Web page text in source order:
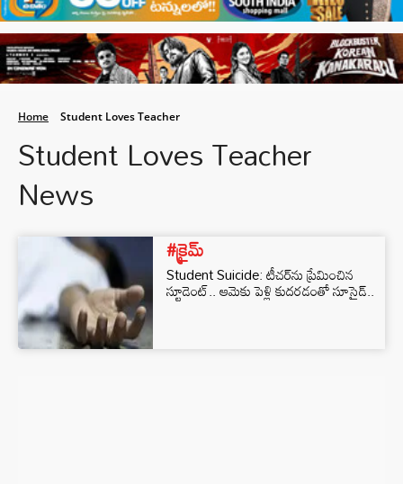
Home Student Loves Teacher
Student Loves Teacher
News
#క్రైమ్
Student Suicide: టీచర్‌ను ప్రేమించిన
స్టూడెంట్.. ఆమెకు పెళ్లి కుదరడంతో సూసైడ్..